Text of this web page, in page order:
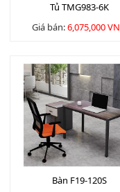
Tủ TMG983-6K
Giá bán:6,075,000
Bàn F19-120S